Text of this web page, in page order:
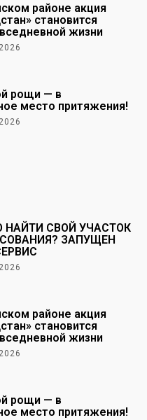
районе акция
становится
жизни
рощи — в
место притяжения!
НАЙТИ СВОЙ УЧАСТОК
ЗАПУЩЕН
районе акция
становится
жизни
рощи — в
место притяжения!